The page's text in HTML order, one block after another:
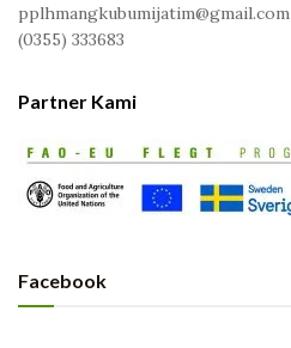
pplhmangkubumijatim@gmail.com
(0355) 333683
Partner Kami
Facebook